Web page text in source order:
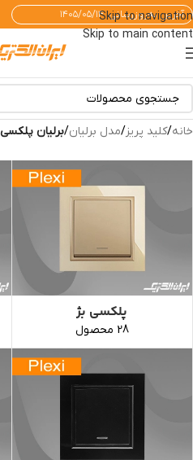
Skip to navigation
Skip to main content
آخرین به‌روزرسانی: ۱۴۰۵/۰۵/۱۴
خانه/کلید پریز/مدل برلیان/برلیان پلکسی
پلکسی بژ
28 محصول